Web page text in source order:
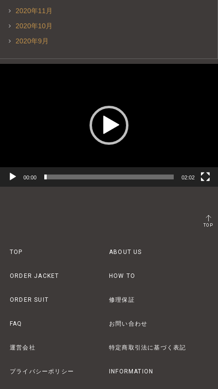
2020年11月
2020年10月
2020年9月
00:00 02:02
TOP
TOP ABOUT US
ORDER JACKET HOW TO
ORDER SUIT 修理保証
FAQ お問い合わせ
運営会社 特定商取引法に基づく表記
プライバシーポリシー INFORMATION